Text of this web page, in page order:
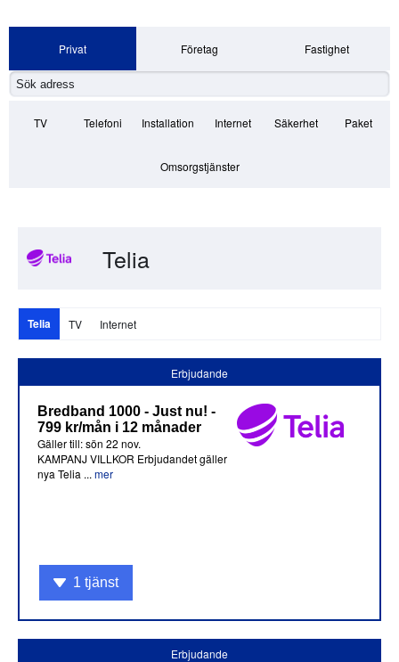
Privat Företag Fastighet
TV Telefoni Installation Internet Säkerhet Paket
Omsorgstjänster
Telia
Telia TV Internet
Erbjudande
Bredband 1000 - Just nu! -
799 kr/mån i 12 månader
Gäller till: sön 22 nov.
KAMPANJ VILLKOR Erbjudandet gäller
nya Telia ... mer
1 tjänst
Erbjudande